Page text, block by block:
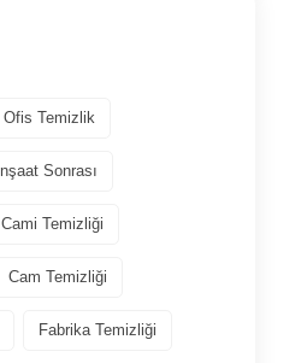
Ofis Temizlik
İnşaat Sonrası
Cami Temizliği
Cam Temizliği
Fabrika Temizliği